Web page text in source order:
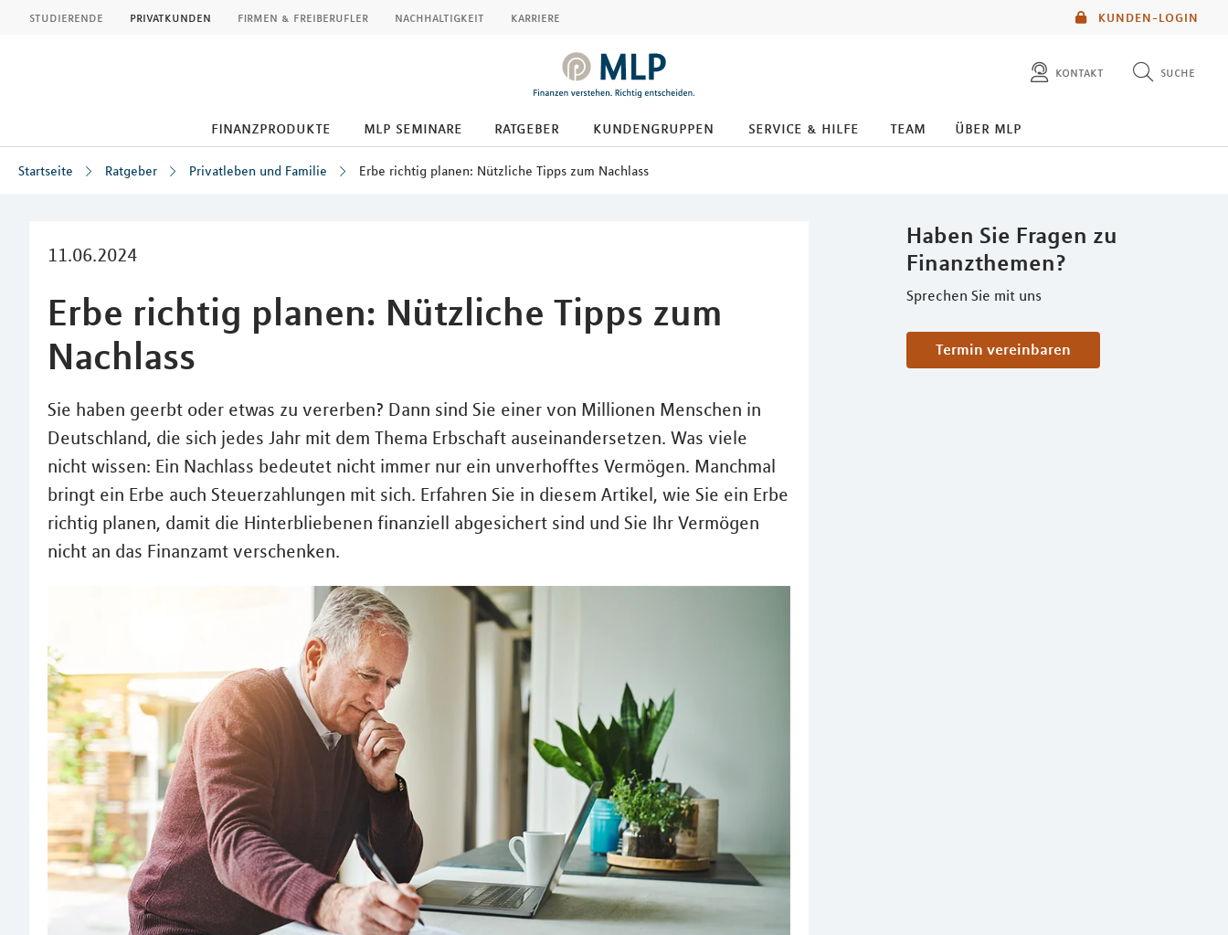
KUNDEN-LOGIN
studierende privatkunden firmen & freiberufler nachhaltigkeit karriere
kontakt suche
diese website durchsuchen
finanzprodukte mlp seminare ratgeber kundengruppen service & hilfe team über mlp
Startseite Ratgeber Privatleben und Familie Erbe richtig planen: Nützliche Tipps zum Nachlass
11.06.2024
Erbe richtig planen: Nützliche Tipps zum
Nachlass
Sie haben geerbt oder etwas zu vererben? Dann sind Sie einer von Millionen Menschen in
Deutschland, die sich jedes Jahr mit dem Thema Erbschaft auseinandersetzen. Was viele
nicht wissen: Ein Nachlass bedeutet nicht immer nur ein unverhofftes Vermögen. Manchmal
bringt ein Erbe auch Steuerzahlungen mit sich. Erfahren Sie in diesem Artikel, wie Sie ein Erbe
richtig planen, damit die Hinterbliebenen finanziell abgesichert sind und Sie Ihr Vermögen
nicht an das Finanzamt verschenken.
Haben Sie Fragen zu
Finanzthemen?
Sprechen Sie mit uns
Termin vereinbaren